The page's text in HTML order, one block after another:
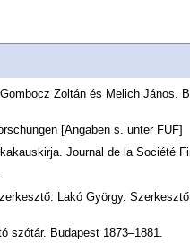
Zoltán és Melich
[Angaben s. unter FUF]
Journal de la Société
Lakó György.
szótár. Budapest 1873–1881.